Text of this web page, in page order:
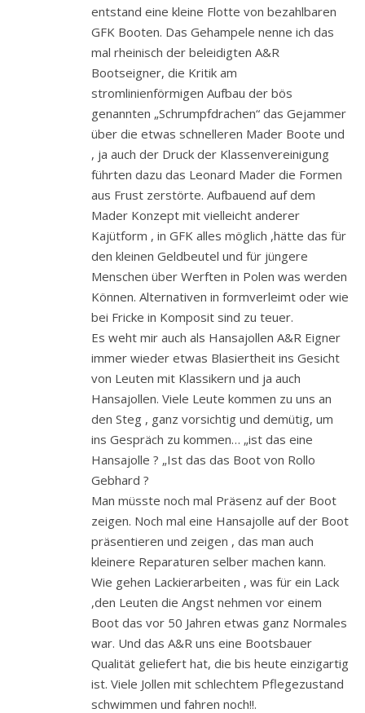
entstand eine kleine Flotte von bezahlbaren
GFK Booten. Das Gehampele nenne ich das
mal rheinisch der beleidigten A&R
Bootseigner, die Kritik am
stromlinienförmigen Aufbau der bös
genannten „Schrumpfdrachen“ das Gejammer
über die etwas schnelleren Mader Boote und
, ja auch der Druck der Klassenvereinigung
führten dazu das Leonard Mader die Formen
aus Frust zerstörte. Aufbauend auf dem
Mader Konzept mit vielleicht anderer
Kajütform , in GFK alles möglich ,hätte das für
den kleinen Geldbeutel und für jüngere
Menschen über Werften in Polen was werden
Können. Alternativen in formverleimt oder wie
bei Fricke in Komposit sind zu teuer.
Es weht mir auch als Hansajollen A&R Eigner
immer wieder etwas Blasiertheit ins Gesicht
von Leuten mit Klassikern und ja auch
Hansajollen. Viele Leute kommen zu uns an
den Steg , ganz vorsichtig und demütig, um
ins Gespräch zu kommen… „ist das eine
Hansajolle ? „Ist das das Boot von Rollo
Gebhard ?
Man müsste noch mal Präsenz auf der Boot
zeigen. Noch mal eine Hansajolle auf der Boot
präsentieren und zeigen , das man auch
kleinere Reparaturen selber machen kann.
Wie gehen Lackierarbeiten , was für ein Lack
,den Leuten die Angst nehmen vor einem
Boot das vor 50 Jahren etwas ganz Normales
war. Und das A&R uns eine Bootsbauer
Qualität geliefert hat, die bis heute einzigartig
ist. Viele Jollen mit schlechtem Pflegezustand
schwimmen und fahren noch!!.